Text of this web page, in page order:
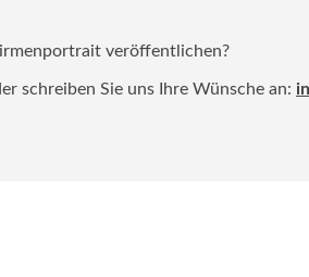
veröffentlichen?
schreiben Sie uns Ihre Wünsche an: